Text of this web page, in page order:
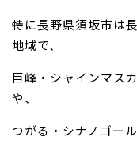
特に長野県須坂市は
地域で、
巨峰・シャインマス
や、
つがる・シナノゴー